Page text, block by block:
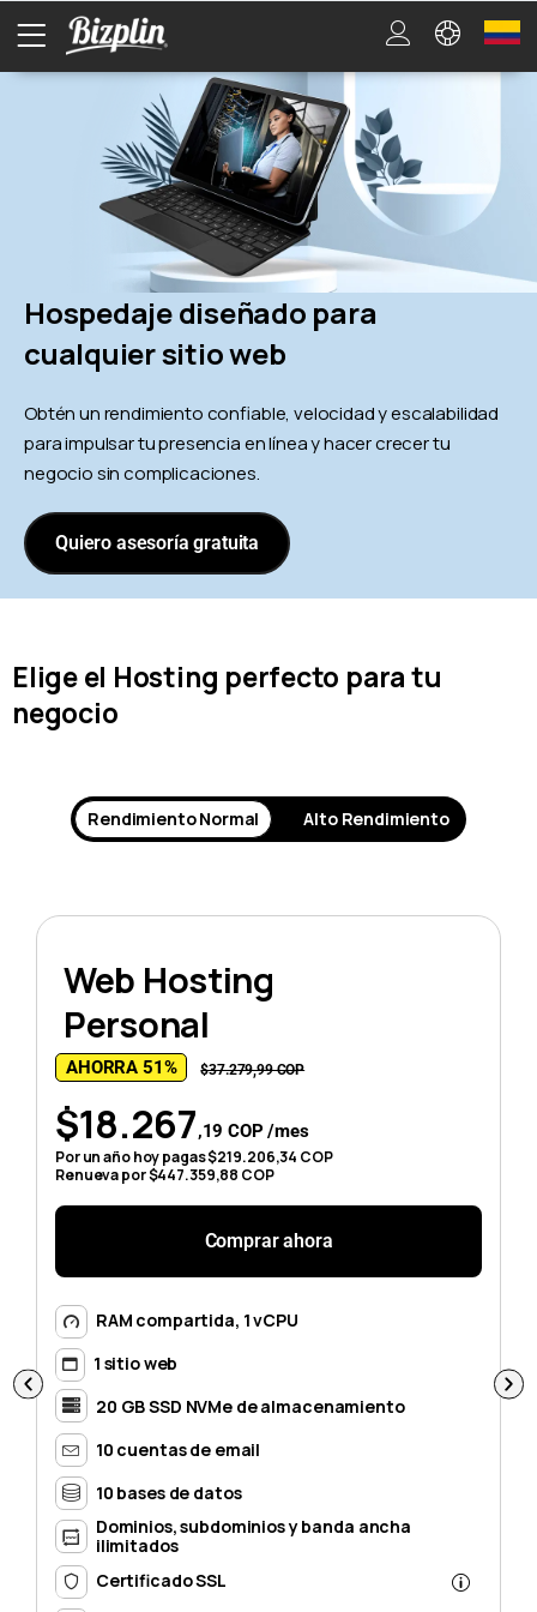
Hospedaje diseñado para
cualquier sitio web
Obtén un rendimiento confiable, velocidad y escalabilidad
para impulsar tu presencia en línea y hacer crecer tu
negocio sin complicaciones.
Quiero asesoría gratuita
Elige el Hosting perfecto para tu
negocio
Rendimiento Normal Alto Rendimiento
Web Hosting
Personal
AHORRA 51% $37.279,99 COP
$18.267,19 COP /mes
Por un año hoy pagas $219.206,34 COP
Renueva por $447.359,88 COP
Comprar ahora
RAM compartida, 1 vCPU
1 sitio web
20 GB SSD NVMe de almacenamiento
10 cuentas de email
10 bases de datos
Dominios, subdominios y banda ancha
ilimitados
Certificado SSL